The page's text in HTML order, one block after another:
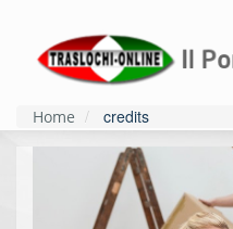
Home credits